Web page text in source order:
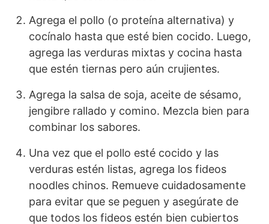
Agrega el pollo (o proteína alternativa) y
cocínalo hasta que esté bien cocido. Luego,
agrega las verduras mixtas y cocina hasta
que estén tiernas pero aún crujientes.
Agrega la salsa de soja, aceite de sésamo,
jengibre rallado y comino. Mezcla bien para
combinar los sabores.
Una vez que el pollo esté cocido y las
verduras estén listas, agrega los fideos
noodles chinos. Remueve cuidadosamente
para evitar que se peguen y asegúrate de
que todos los fideos estén bien cubiertos